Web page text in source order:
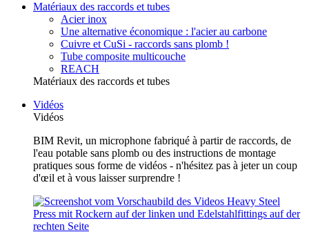
Matériaux des raccords et tubes
Acier inox
Une alternative économique : l'acier au carbone
Cuivre et CuSi - raccords sans plomb !
Tube composite multicouche
REACH
Matériaux des raccords et tubes
Vidéos
Vidéos
BIM Revit, un microphone fabriqué à partir de raccords, de
l'eau potable sans plomb ou des instructions de montage
pratiques sous forme de vidéos - n'hésitez pas à jeter un coup
d'œil et à vous laisser surprendre !